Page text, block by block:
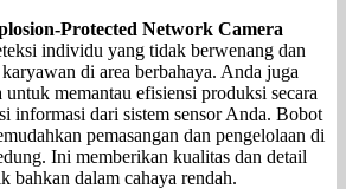
Protected Network Camera
individu yang tidak berwenang dan
di area berbahaya. Anda juga
memantau efisiensi produksi secara
informasi dari sistem sensor Anda. Bobot
pemasangan dan pengelolaan di
Ini memberikan kualitas dan detail
bahkan dalam cahaya rendah.